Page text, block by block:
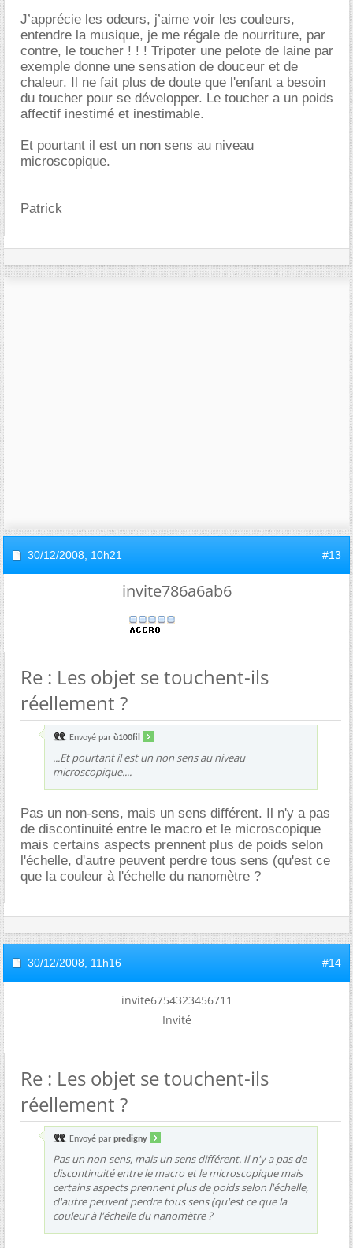
J’apprécie les odeurs, j’aime voir les couleurs,
entendre la musique, je me régale de nourriture, par
contre, le toucher ! ! ! Tripoter une pelote de laine par
exemple donne une sensation de douceur et de
chaleur. Il ne fait plus de doute que l'enfant a besoin
du toucher pour se développer. Le toucher a un poids
affectif inestimé et inestimable.
Et pourtant il est un non sens au niveau
microscopique.
Patrick
30/12/2008, 10h21 #13
invite786a6ab6
Re : Les objet se touchent-ils
réellement ?
Envoyé par ù100fil
...Et pourtant il est un non sens au niveau
microscopique....
Pas un non-sens, mais un sens différent. Il n'y a pas
de discontinuité entre le macro et le microscopique
mais certains aspects prennent plus de poids selon
l'échelle, d'autre peuvent perdre tous sens (qu'est ce
que la couleur à l'échelle du nanomètre ?
30/12/2008, 11h16 #14
invite6754323456711
Invité
Re : Les objet se touchent-ils
réellement ?
Envoyé par predigny
Pas un non-sens, mais un sens différent. Il n'y a pas de
discontinuité entre le macro et le microscopique mais
certains aspects prennent plus de poids selon l'échelle,
d'autre peuvent perdre tous sens (qu'est ce que la
couleur à l'échelle du nanomètre ?